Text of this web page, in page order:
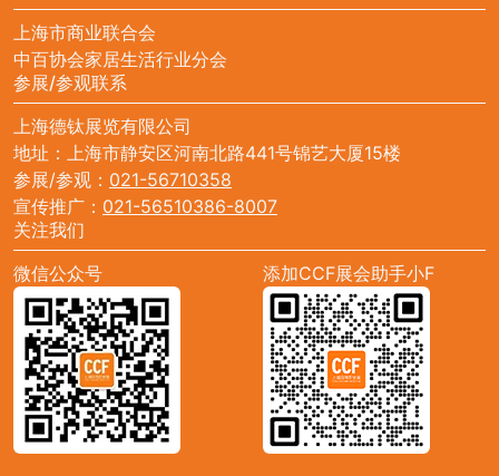
上海市商业联合会
中百协会家居生活行业分会
参展/参观联系
上海德钛展览有限公司
地址：上海市静安区河南北路441号锦艺大厦15楼
参展/参观： 021-56710358
宣传推广： 021-56510386-8007
关注我们
微信公众号
添加CCF展会助手小F